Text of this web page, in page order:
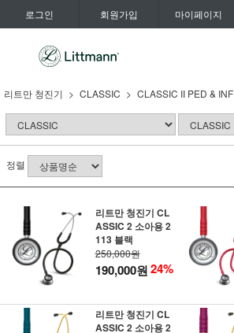
로그인 회원가입 마이페이지
리트만 청진기 CLASSIC CLASSIC II PED & INF
정렬
리트만 청진기 CL
ASSIC 2 소아용 2
113 블랙
250,000원
190,000원24%
리트만 청진기 CL
ASSIC 2 소아용 2